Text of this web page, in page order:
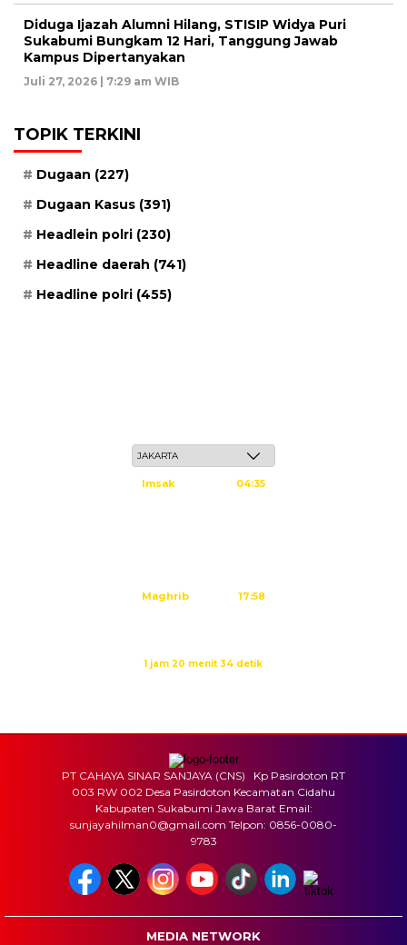
Diduga Ijazah Alumni Hilang, STISIP Widya Puri
Sukabumi Bungkam 12 Hari, Tanggung Jawab
Kampus Dipertanyakan
Juli 27, 2026 | 7:29 am WIB
TOPIK TERKINI
Dugaan (227)
Dugaan Kasus (391)
Headlein polri (230)
Headline daerah (741)
Headline polri (455)
Imsak 04:35
Maghrib 17:58
1 jam 20 menit 34 detik
PT CAHAYA SINAR SANJAYA (CNS) Kp Pasirdoton RT
003 RW 002 Desa Pasirdoton Kecamatan Cidahu
Kabupaten Sukabumi Jawa Barat Email:
sunjayahilman0@gmail.com Telpon: 0856-0080-
9783
MEDIA NETWORK